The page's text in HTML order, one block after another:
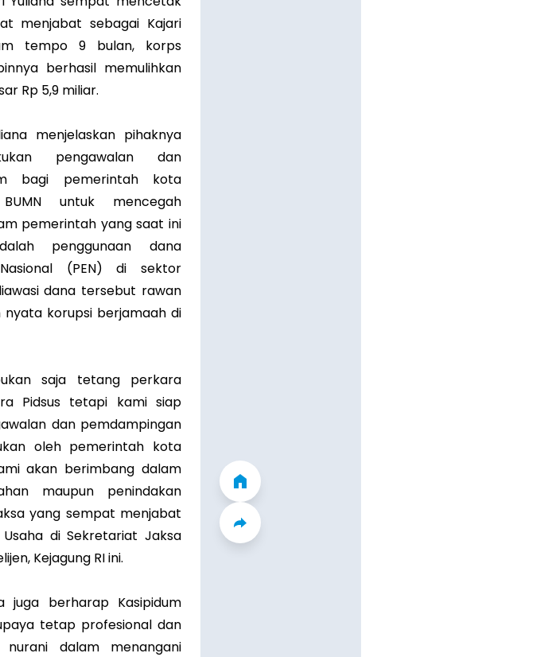
menjabat sebagai Kajari
tempo 9 bulan, korps
berhasil memulihkan
Rp 5,9 miliar.
menjelaskan pihaknya
pengawalan dan
bagi pemerintah kota
untuk mencegah
pemerintah yang saat ini
penggunaan dana
(PEN) di sektor
dana tersebut rawan
nyata korupsi berjamaah di
saja tetang perkara
Pidsus tetapi kami siap
dan pemdampingan
oleh pemerintah kota
akan berimbang dalam
maupun penindakan
yang sempat menjabat
di Sekretariat Jaksa
Kejagung RI ini.
juga berharap Kasipidum
tetap profesional dan
nurani dalam menangani